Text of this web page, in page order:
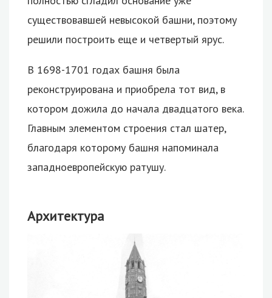
существовавшей невысокой башни, поэтому
решили построить еще и четвертый ярус.
В 1698-1701 годах башня была
реконструирована и приобрела тот вид, в
котором дожила до начала двадцатого века.
Главным элементом строения стал шатер,
благодаря которому башня напоминала
западноевропейскую ратушу.
Архитектура